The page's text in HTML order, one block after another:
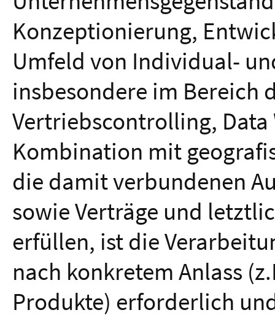
Konzeptionierung,
Umfeld von Individual-
insbesondere im Bereich
Vertriebscontrolling,
Kombination mit
die damit verbundenen
sowie Verträge und
erfüllen, ist die
nach konkretem Anlass
Produkte) erforderlich